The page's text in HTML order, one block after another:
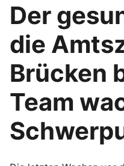
Der
die
Brücken
Team